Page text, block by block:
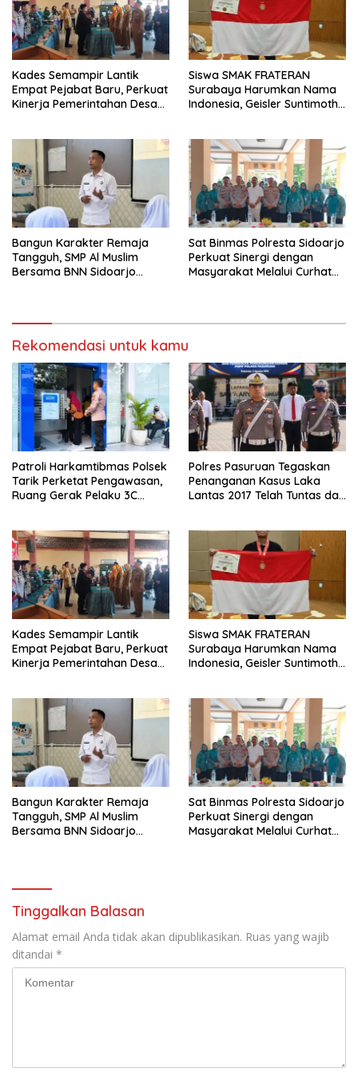
Kades Semampir Lantik
Empat Pejabat Baru, Perkuat
Kinerja Pemerintahan Desa
Siswa SMAK FRATERAN
Surabaya Harumkan Nama
Indonesia, Geisler Suntimothy
Bangun Karakter Remaja
Tangguh, SMP Al Muslim
Bersama BNN Sidoarjo
Sat Binmas Polresta Sidoarjo
Perkuat Sinergi dengan
Masyarakat Melalui Curhat
Rekomendasi untuk kamu
Patroli Harkamtibmas Polsek
Tarik Perketat Pengawasan,
Ruang Gerak Pelaku 3C
Polres Pasuruan Tegaskan
Penanganan Kasus Laka
Lantas 2017 Telah Tuntas dan
Kades Semampir Lantik
Empat Pejabat Baru, Perkuat
Kinerja Pemerintahan Desa
Siswa SMAK FRATERAN
Surabaya Harumkan Nama
Indonesia, Geisler Suntimothy
Bangun Karakter Remaja
Tangguh, SMP Al Muslim
Bersama BNN Sidoarjo
Sat Binmas Polresta Sidoarjo
Perkuat Sinergi dengan
Masyarakat Melalui Curhat
Tinggalkan Balasan
Alamat email Anda tidak akan dipublikasikan. Ruas yang wajib
ditandai *